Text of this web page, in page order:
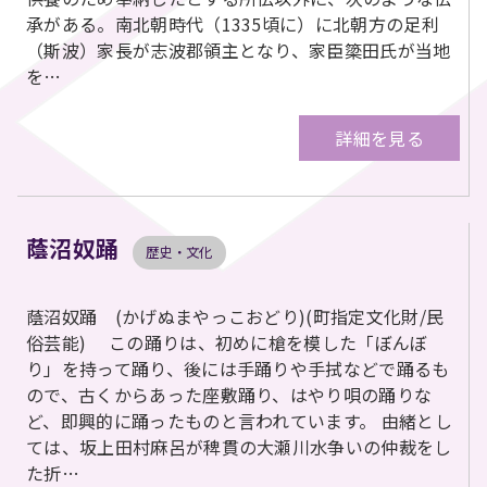
承がある。南北朝時代（1335頃に）に北朝方の足利
（斯波）家長が志波郡領主となり、家臣簗田氏が当地
を…
詳細を見る
蔭沼奴踊 歴史・文化
蔭沼奴踊 (かげぬまやっこおどり)(町指定文化財/民
俗芸能) この踊りは、初めに槍を模した「ぼんぼ
り」を持って踊り、後には手踊りや手拭などで踊るも
ので、古くからあった座敷踊り、はやり唄の踊りな
ど、即興的に踊ったものと言われています。 由緒とし
ては、坂上田村麻呂が稗貫の大瀬川水争いの仲裁をし
た折…